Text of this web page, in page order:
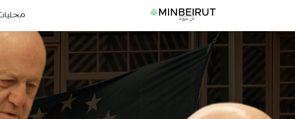
المحتوى
الرئيسية